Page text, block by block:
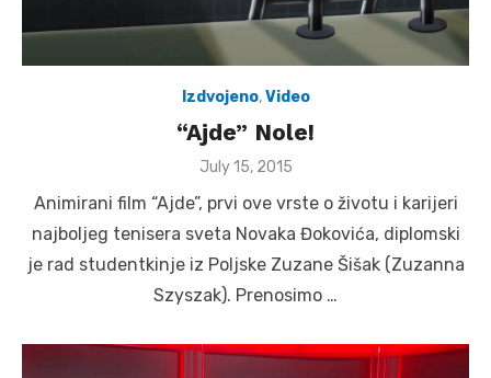
Izdvojeno,Video
“Ajde” Nole!
Posted
July 15, 2015
Animirani film “Ajde”, prvi ove vrste o životu i karijeri
najboljeg tenisera sveta Novaka Đokovića, diplomski
je rad studentkinje iz Poljske Zuzane Šišak (Zuzanna
Szyszak). Prenosimo …